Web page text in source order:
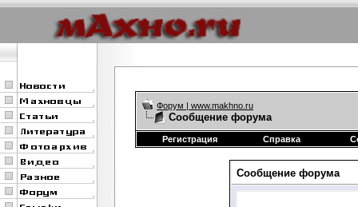
Форум | www.makhno.ru
Сообщение форума
Регистрация Справка
Сообщение форума